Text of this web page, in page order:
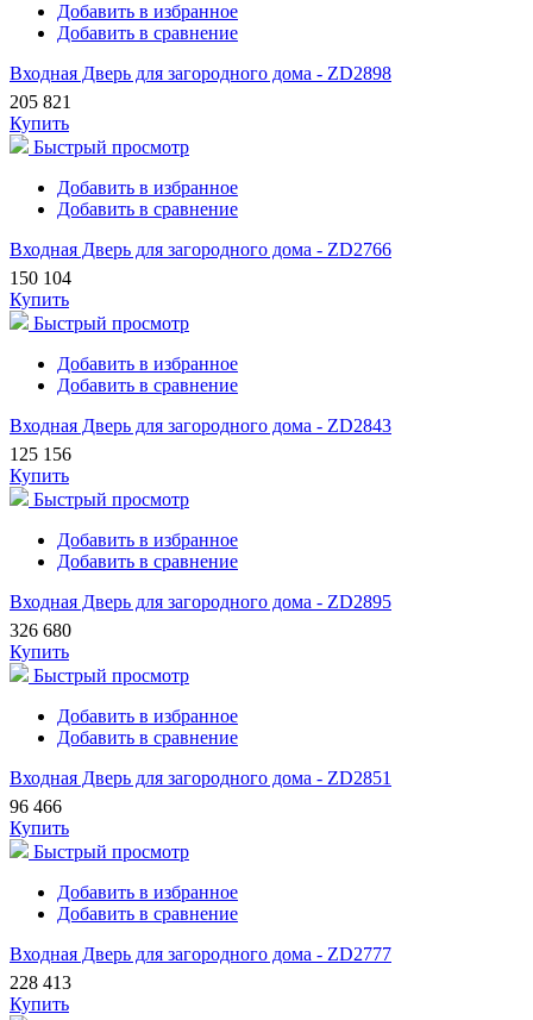
Добавить в избранное
Добавить в сравнение
Входная Дверь для загородного дома - ZD2898
205 821
Купить
Быстрый просмотр
Добавить в избранное
Добавить в сравнение
Входная Дверь для загородного дома - ZD2766
150 104
Купить
Быстрый просмотр
Добавить в избранное
Добавить в сравнение
Входная Дверь для загородного дома - ZD2843
125 156
Купить
Быстрый просмотр
Добавить в избранное
Добавить в сравнение
Входная Дверь для загородного дома - ZD2895
326 680
Купить
Быстрый просмотр
Добавить в избранное
Добавить в сравнение
Входная Дверь для загородного дома - ZD2851
96 466
Купить
Быстрый просмотр
Добавить в избранное
Добавить в сравнение
Входная Дверь для загородного дома - ZD2777
228 413
Купить